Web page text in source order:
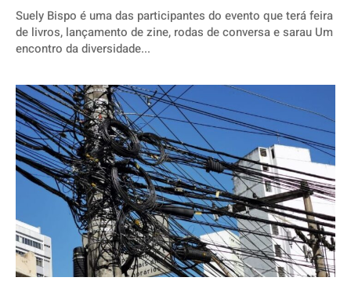
Suely Bispo é uma das participantes do evento que terá feira
de livros, lançamento de zine, rodas de conversa e sarau Um
encontro da diversidade...